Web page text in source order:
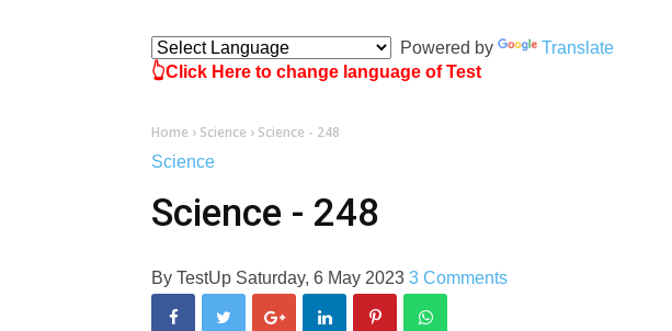
Powered by
Translate
👆Click Here to change language of Test
Home › Science › Science - 248
Science
Science - 248
By TestUp Saturday, 6 May 2023 3 Comments